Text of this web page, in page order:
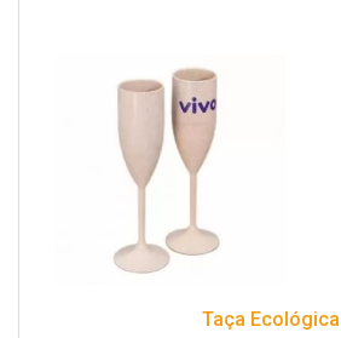
Taça Ecológica